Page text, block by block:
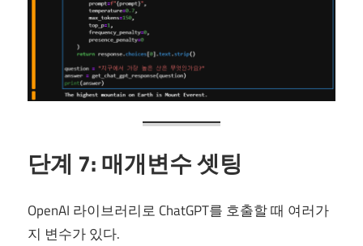
단계 7: 매개변수 셋팅
OpenAI 라이브러리로 ChatGPT를 호출할 때 여러가
지 변수가 있다.